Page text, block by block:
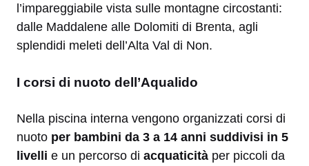
l’impareggiabile vista sulle montagne circostanti:
dalle Maddalene alle Dolomiti di Brenta, agli
splendidi meleti dell’Alta Val di Non.
I corsi di nuoto dell’Aqualido
Nella piscina interna vengono organizzati corsi di
nuoto per bambini da 3 a 14 anni suddivisi in 5
livelli e un percorso di acquaticità per piccoli da